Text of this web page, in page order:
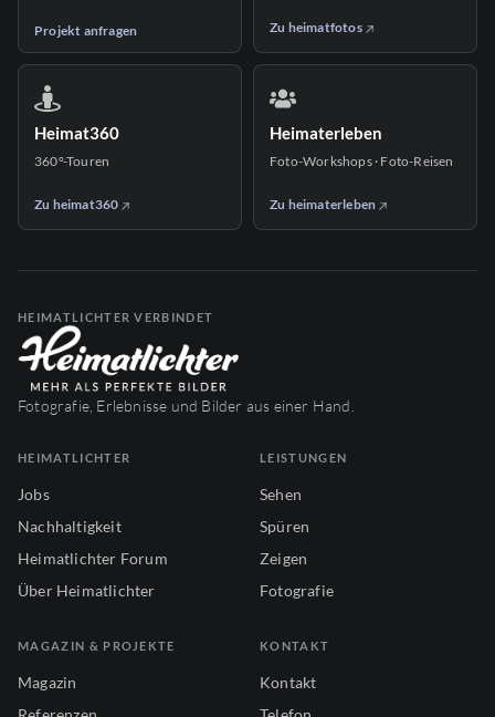
Projekt anfragen Zu heimatfotos
Heimat360
360°-Touren
Zu heimat360
Heimaterleben
Foto-Workshops · Foto-Reisen
Zu heimaterleben
HEIMATLICHTER VERBINDET
Fotografie, Erlebnisse und Bilder aus einer Hand.
HEIMATLICHTER
Jobs
Nachhaltigkeit
Heimatlichter Forum
Über Heimatlichter
LEISTUNGEN
Sehen
Spüren
Zeigen
Fotografie
MAGAZIN & PROJEKTE
Magazin
KONTAKT
Kontakt